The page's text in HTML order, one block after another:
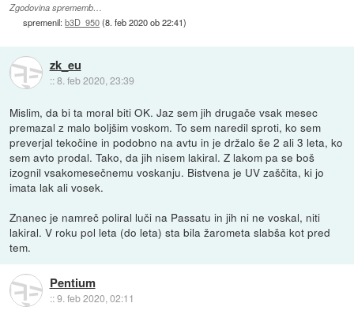
Zgodovina sprememb…
spremenil:b3D_950(8. feb 2020 ob 22:41)
zk_eu
::8. feb 2020, 23:39
Mislim, da bi ta moral biti OK. Jaz sem jih drugače vsak mesec
premazal z malo boljšim voskom. To sem naredil sproti, ko sem
preverjal tekočine in podobno na avtu in je držalo še 2 ali 3 leta, ko
sem avto prodal. Tako, da jih nisem lakiral. Z lakom pa se boš
izognil vsakomesečnemu voskanju. Bistvena je UV zaščita, ki jo
imata lak ali vosek.
Znanec je namreč poliral luči na Passatu in jih ni ne voskal, niti
lakiral. V roku pol leta (do leta) sta bila žarometa slabša kot pred
tem.
Pentium
::9. feb 2020, 02:11